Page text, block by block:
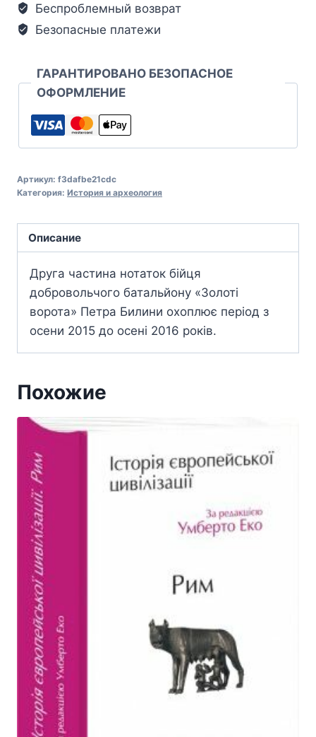
Беспроблемный возврат
Безопасные платежи
ГАРАНТИРОВАНО БЕЗОПАСНОЕ
ОФОРМЛЕНИЕ
Артикул: f3dafbe21cdc
Категория: История и археология
Описание
Друга частина нотаток бійця
добровольчого батальйону «Золоті
ворота» Петра Билини охоплює період з
осени 2015 до осені 2016 років.
Похожие